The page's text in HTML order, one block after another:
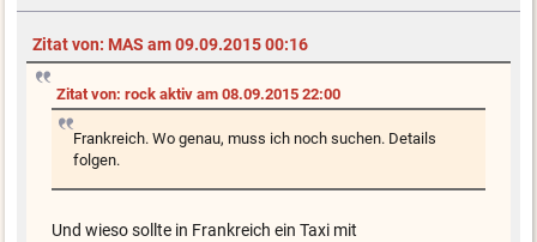
Zitat von: MAS am 09.09.2015 00:16
Zitat von: rock aktiv am 08.09.2015 22:00
Frankreich. Wo genau, muss ich noch suchen. Details
folgen.
Und wieso sollte in Frankreich ein Taxi mit